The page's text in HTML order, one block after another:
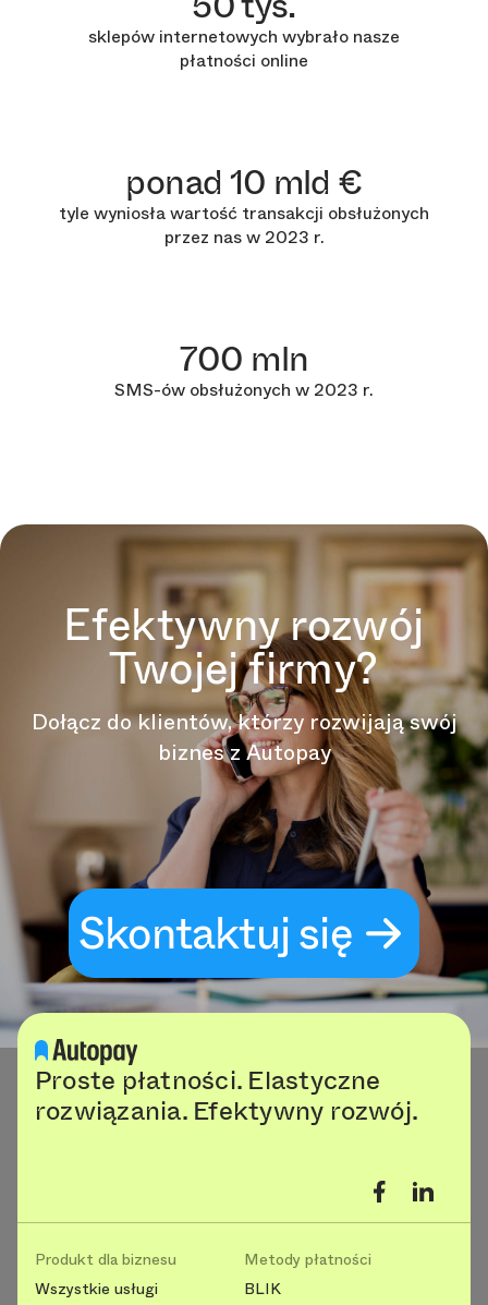
sklepów internetowych wybrało nasze
płatności online
ponad 10 mld €
tyle wyniosła wartość transakcji obsłużonych
przez nas w 2023 r.
700 mln
SMS-ów obsłużonych w 2023 r.
Efektywny rozwój
Twojej firmy?
Dołącz do klientów, którzy rozwijają swój
biznes z Autopay
Skontaktuj się
Proste płatności. Elastyczne
rozwiązania. Efektywny rozwój.
Produkt dla biznesu
Wszystkie usługi
Metody płatności
BLIK